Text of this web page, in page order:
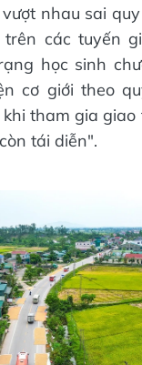
nhau sai
các tuyến
học sinh
cơ giới theo
tham gia giao
tái diễn".